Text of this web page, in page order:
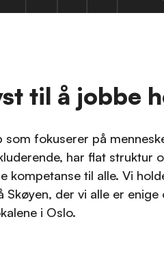
til å jobbe
som fokuserer på
har flat struktur
kompetanse til alle. Vi
Skøyen, der vi alle er enige
i Oslo.